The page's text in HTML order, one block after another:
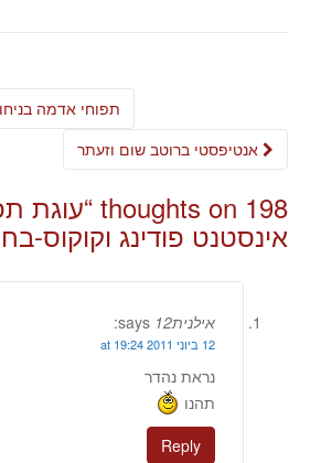
תפוחי אדמה
198 thoughts on “ עוגת
אינסטנט פודינג וקוקוס-
אילנית12 says:
12 ביוני 2011 at 19:24
נראת נהדר
תהנו
Reply